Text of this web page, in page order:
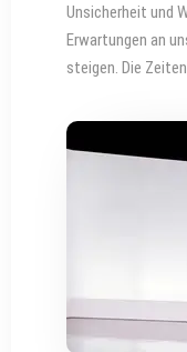
Unsicherheit und
Erwartungen an
steigen. Die